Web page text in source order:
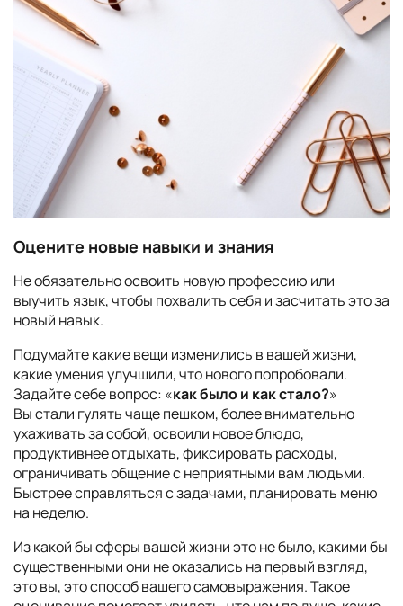
Оцените новые навыки и знания
Не обязательно освоить новую профессию или
выучить язык, чтобы похвалить себя и засчитать это за
новый навык.
Подумайте какие вещи изменились в вашей жизни,
какие умения улучшили, что нового попробовали.
Задайте себе вопрос: «как было и как стало?»
Вы стали гулять чаще пешком, более внимательно
ухаживать за собой, освоили новое блюдо,
продуктивнее отдыхать, фиксировать расходы,
ограничивать общение с неприятными вам людьми.
Быстрее справляться с задачами, планировать меню
на неделю.
Из какой бы сферы вашей жизни это не было, какими бы
существенными они не оказались на первый взгляд,
это вы, это способ вашего самовыражения. Такое